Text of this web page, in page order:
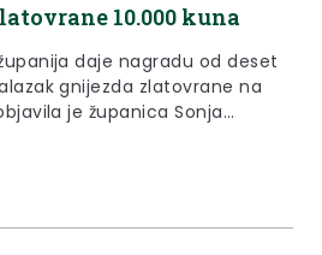
10.000 kuna
daje nagradu od deset
gnijezda zlatovrane na
je županica Sonja
praćenja stanja ugroženih